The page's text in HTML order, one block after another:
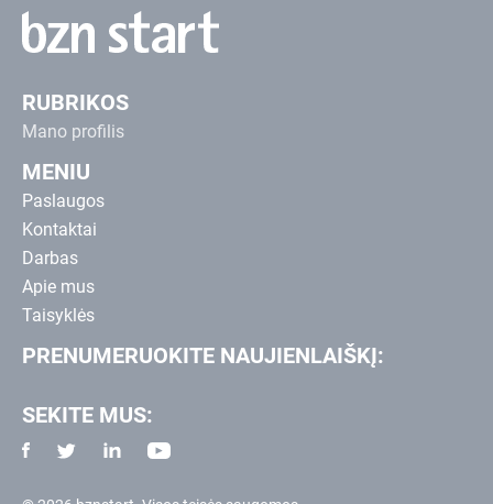
RUBRIKOS
Mano profilis
MENIU
Paslaugos
Kontaktai
Darbas
Apie mus
Taisyklės
PRENUMERUOKITE NAUJIENLAIŠKĮ:
SEKITE MUS: